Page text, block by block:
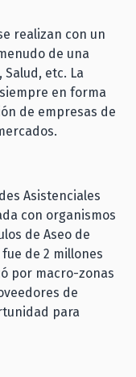
realizan con un
de una
etc. La
en forma
de empresas de
Asistenciales
con organismos
de Aseo de
de 2 millones
por macro-zonas
de
para